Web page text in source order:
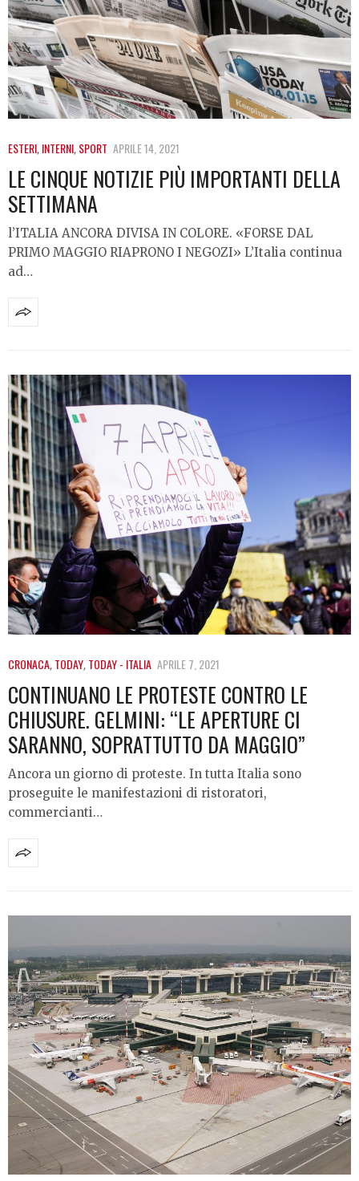
ESTERI,INTERNI,SPORT APRILE 14, 2021
LE CINQUE NOTIZIE PIÙ IMPORTANTI DELLA
SETTIMANA
l’ITALIA ANCORA DIVISA IN COLORE. «FORSE DAL
PRIMO MAGGIO RIAPRONO I NEGOZI» L’Italia continua
ad…
CRONACA,TODAY,TODAY - ITALIA APRILE 7, 2021
CONTINUANO LE PROTESTE CONTRO LE
CHIUSURE. GELMINI: “LE APERTURE CI
SARANNO, SOPRATTUTTO DA MAGGIO”
Ancora un giorno di proteste. In tutta Italia sono
proseguite le manifestazioni di ristoratori,
commercianti…